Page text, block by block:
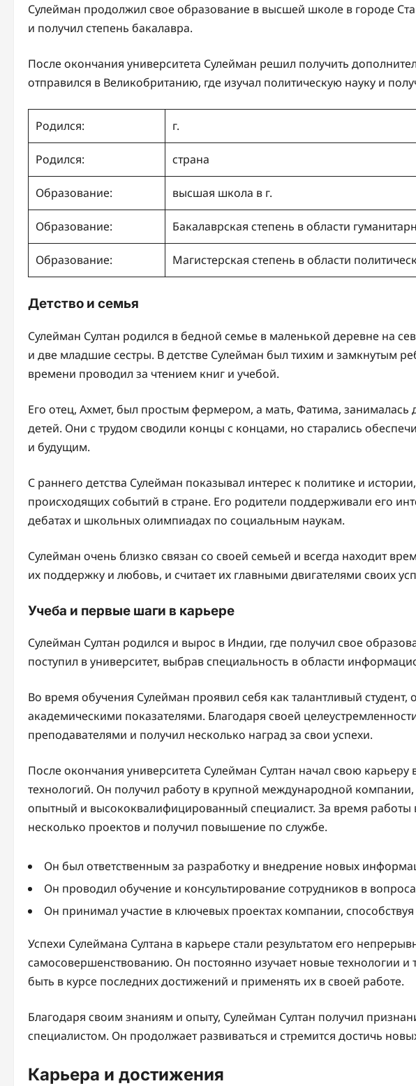
Сулейман продолжил свое образование в высшей школе в городе
и получил степень бакалавра.
После окончания университета Сулейман решил получить
отправился в Великобританию, где изучал политическую науку и
Родился: г.
Родился: страна
Образование: высшая школа в г.
Образование: Бакалаврская степень в области
Образование: Магистерская степень в области
Детство и семья
Сулейман Султан родился в бедной семье в маленькой деревне на
и две младшие сестры. В детстве Сулейман был тихим и замкнутым
времени проводил за чтением книг и учебой.
Его отец, Ахмет, был простым фермером, а мать, Фатима,
детей. Они с трудом сводили концы с концами, но старались
и будущим.
С раннего детства Сулейман показывал интерес к политике и
происходящих событий в стране. Его родители поддерживали его
дебатах и школьных олимпиадах по социальным наукам.
Сулейман очень близко связан со своей семьей и всегда находит
их поддержку и любовь, и считает их главными двигателями своих
Учеба и первые шаги в карьере
Сулейман Султан родился и вырос в Индии, где получил свое
поступил в университет, выбрав специальность в области
Во время обучения Сулейман проявил себя как талантливый
академическими показателями. Благодаря своей
преподавателями и получил несколько наград за свои успехи.
После окончания университета Сулейман Султан начал свою
технологий. Он получил работу в крупной международной
опытный и высококвалифицированный специалист. За время
несколько проектов и получил повышение по службе.
Он был ответственным за разработку и внедрение новых
Он проводил обучение и консультирование сотрудников в
Он принимал участие в ключевых проектах компании,
Успехи Сулеймана Султана в карьере стали результатом его
самосовершенствованию. Он постоянно изучает новые технологии и
быть в курсе последних достижений и применять их в своей работе.
Благодаря своим знаниям и опыту, Сулейман Султан получил
специалистом. Он продолжает развиваться и стремится достичь
Карьера и достижения